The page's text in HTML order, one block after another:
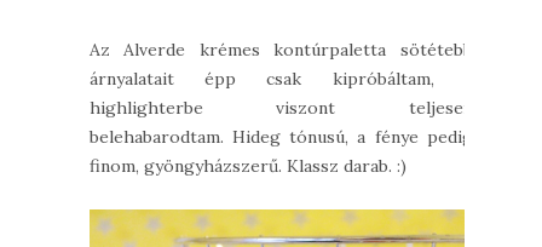
Az Alverde krémes kontúrpaletta sötétebb
árnyalatait épp csak kipróbáltam, a
highlighterbe viszont teljesen
belehabarodtam. Hideg tónusú, a fénye pedig
finom, gyöngyházszerű. Klassz darab. :)